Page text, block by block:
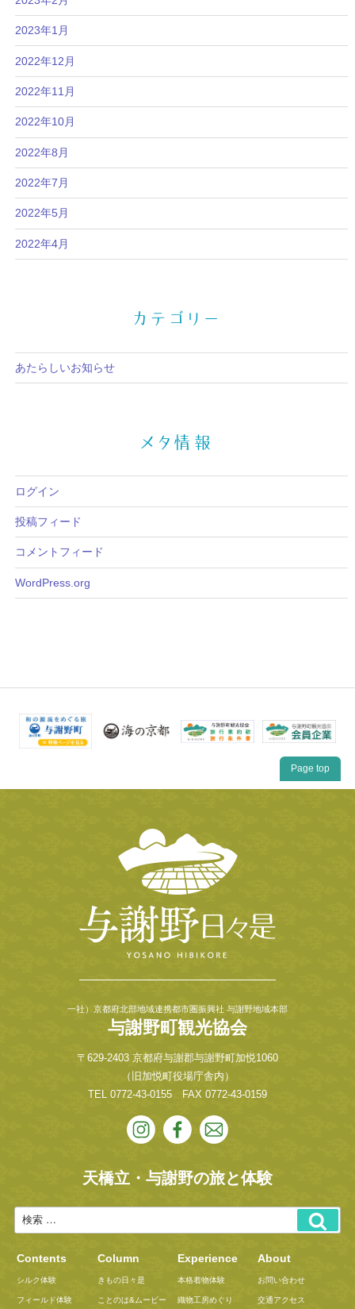
2023年1月
2022年12月
2022年11月
2022年10月
2022年8月
2022年7月
2022年5月
2022年4月
カテゴリー
あたらしいお知らせ
メタ情報
ログイン
投稿フィード
コメントフィード
WordPress.org
Page top
一社）京都府北部地域連携都市圏振興社 与謝野地域本部
与謝野町観光協会
〒629-2403 京都府与謝郡与謝野町加悦1060
（旧加悦町役場庁舎内）
TEL 0772-43-0155 FAX 0772-43-0159
天橋立・与謝野の旅と体験
Contents
シルク体験
フィールド体験
Column
きもの日々是
ことのは&ムービー
Experience
本格着物体験
織物工房めぐり
About
お問い合わせ
交通アクセス